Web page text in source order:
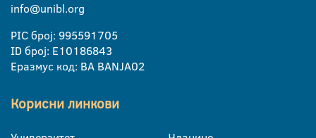
info@unibl.org
PIC број: 995591705
ID број: E10186843
Еразмус код: BA BANJA02
Корисни линкови